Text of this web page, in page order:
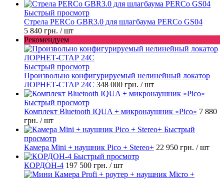
Быстрый просмотр
Стрела PERCo GBR3.0 для шлагбаума PERCo GS04
5 840 грн. / шт
Рекомендуем
Быстрый просмотр
Произвольно конфигурируемый нелинейный локатор
ЛОРНЕТ-СТАР 24C 348 000 грн. / шт
Быстрый просмотр
Комплект Bluetooth IQUA + микронаушник «Pico» 7 880
грн. / шт
Быстрый
просмотр
Камера Mini + наушник Pico + Stereo+ 22 950 грн. / шт
Быстрый просмотр
КОРДОН-4 197 500 грн. / шт